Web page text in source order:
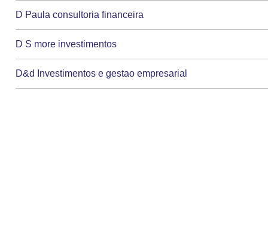
D Paula consultoria financeira
D S more investimentos
D&d Investimentos e gestao empresarial